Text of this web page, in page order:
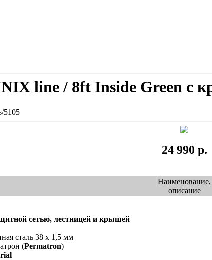
line / 8ft Inside Green с
5105
24 990 р.
Наименование,
описание
сетью, лестницей и крышей
сталь 38 х 1,5 мм
(Permatron)